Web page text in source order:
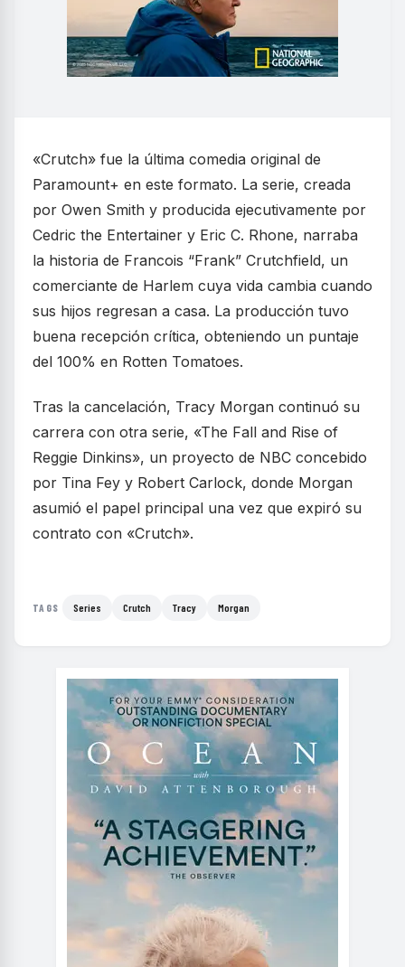
«Crutch» fue la última comedia original de
Paramount+ en este formato. La serie, creada
por Owen Smith y producida ejecutivamente por
Cedric the Entertainer y Eric C. Rhone, narraba
la historia de Francois “Frank” Crutchfield, un
comerciante de Harlem cuya vida cambia cuando
sus hijos regresan a casa. La producción tuvo
buena recepción crítica, obteniendo un puntaje
del 100% en Rotten Tomatoes.
Tras la cancelación, Tracy Morgan continuó su
carrera con otra serie, «The Fall and Rise of
Reggie Dinkins», un proyecto de NBC concebido
por Tina Fey y Robert Carlock, donde Morgan
asumió el papel principal una vez que expiró su
contrato con «Crutch».
TAGS Series Crutch Tracy Morgan